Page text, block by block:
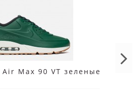
Air Max 90 VT зеленые